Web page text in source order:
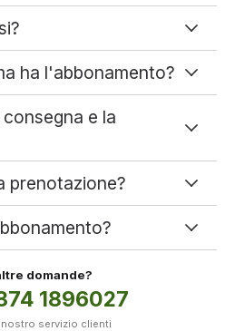
ha l'abbonamento?
e la
prenotazione?
domande?
1896027
nostro servizio clienti